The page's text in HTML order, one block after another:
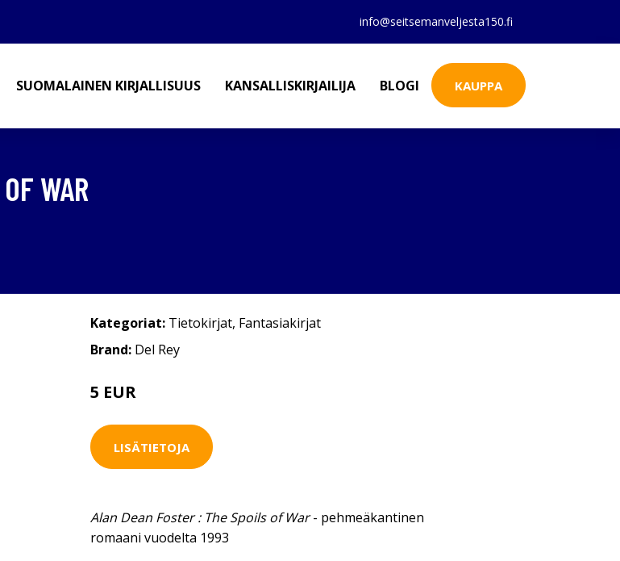
info@seitsemanveljesta150.fi
SUOMALAINEN KIRJALLISUUS KANSALLISKIRJAILIJA BLOGI KAUPPA
WAR
Kategoriat: Tietokirjat, Fantasiakirjat
Brand: Del Rey
5 EUR
LISÄTIETOJA
Alan Dean Foster : The Spoils of War- pehmeäkantinen
romaani vuodelta 1993